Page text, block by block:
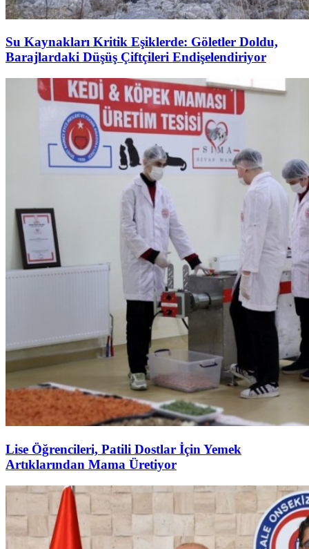
Su Kaynakları Kritik Eşiklerde: Göletler Doldu,
Barajlardaki Düşüş Çiftçileri Endişelendiriyor
Lise Öğrencileri, Patili Dostlar İçin Yemek
Artıklarından Mama Üretiyor